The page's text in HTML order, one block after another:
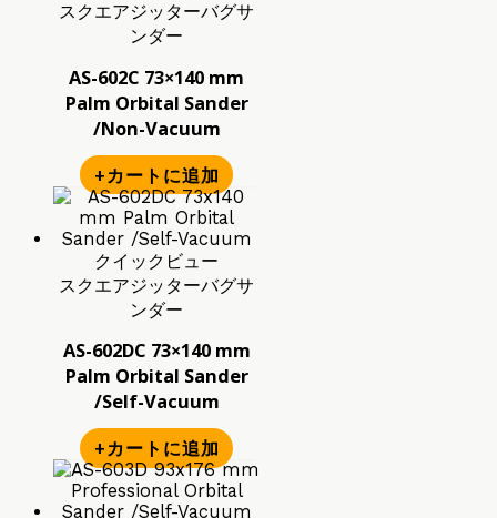
スクエアジッターバグサ
ンダー
AS-602C 73×140 mm
Palm Orbital Sander
/Non-Vacuum
+カートに追加
クイックビュー
スクエアジッターバグサ
ンダー
AS-602DC 73×140 mm
Palm Orbital Sander
/Self-Vacuum
+カートに追加